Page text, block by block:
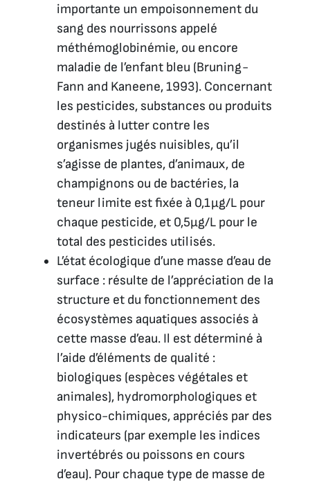
importante un empoisonnement du
sang des nourrissons appelé
méthémoglobinémie, ou encore
maladie de l’enfant bleu (Bruning-
Fann and Kaneene, 1993). Concernant
les pesticides, substances ou produits
destinés à lutter contre les
organismes jugés nuisibles, qu’il
s’agisse de plantes, d’animaux, de
champignons ou de bactéries, la
teneur limite est fixée à 0,1µg/L pour
chaque pesticide, et 0,5µg/L pour le
total des pesticides utilisés.
L’état écologique d’une masse d’eau de
surface : résulte de l’appréciation de la
structure et du fonctionnement des
écosystèmes aquatiques associés à
cette masse d’eau. Il est déterminé à
l’aide d’éléments de qualité :
biologiques (espèces végétales et
animales), hydromorphologiques et
physico-chimiques, appréciés par des
indicateurs (par exemple les indices
invertébrés ou poissons en cours
d’eau). Pour chaque type de masse de